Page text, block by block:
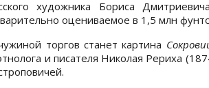
художника Бориса
оцениваемое в 1,5 млн
торгов станет картина
и писателя Николая Рериха